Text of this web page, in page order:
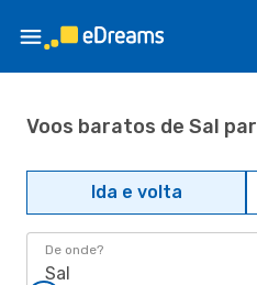
Voos baratos de Sal
Ida e volta
De onde?
Sal